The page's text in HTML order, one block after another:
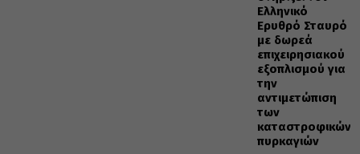
Ελληνικό
Ερυθρό Σταυρό
με δωρεά
επιχειρησιακού
εξοπλισμού για
την
αντιμετώπιση
των
καταστροφικών
πυρκαγιών